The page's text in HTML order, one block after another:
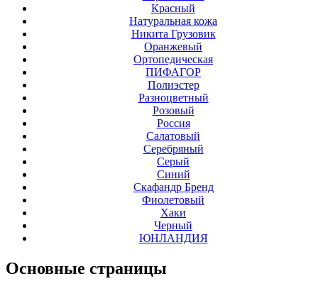
Красный
Натуральная кожа
Никита Грузовик
Оранжевый
Ортопедическая
ПИФАГОР
Полиэстер
Разноцветный
Розовый
Россия
Салатовый
Серебряный
Серый
Синий
Скафандр Бренд
Фиолетовый
Хаки
Черный
ЮНЛАНДИЯ
Основные страницы